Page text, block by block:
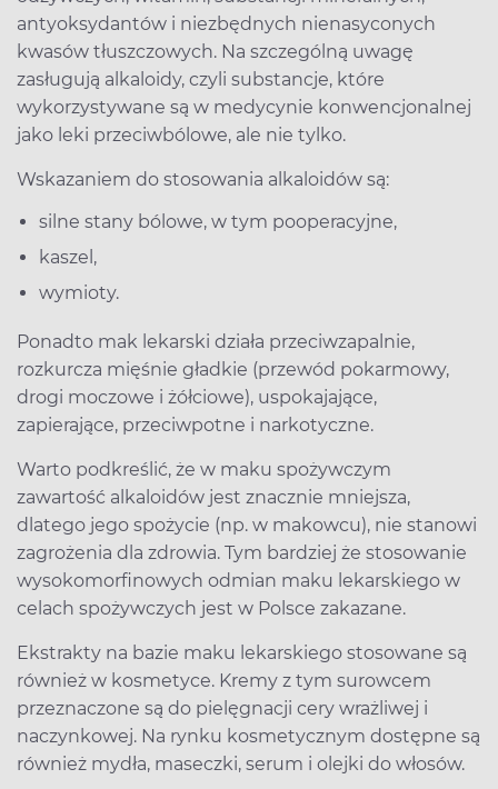
antyoksydantów i niezbędnych nienasyconych
kwasów tłuszczowych. Na szczególną uwagę
zasługują alkaloidy, czyli substancje, które
wykorzystywane są w medycynie konwencjonalnej
jako leki przeciwbólowe, ale nie tylko.
Wskazaniem do stosowania alkaloidów są:
silne stany bólowe, w tym pooperacyjne,
kaszel,
wymioty.
Ponadto mak lekarski działa przeciwzapalnie,
rozkurcza mięśnie gładkie (przewód pokarmowy,
drogi moczowe i żółciowe), uspokajające,
zapierające, przeciwpotne i narkotyczne.
Warto podkreślić, że w maku spożywczym
zawartość alkaloidów jest znacznie mniejsza,
dlatego jego spożycie (np. w makowcu), nie stanowi
zagrożenia dla zdrowia. Tym bardziej że stosowanie
wysokomorfinowych odmian maku lekarskiego w
celach spożywczych jest w Polsce zakazane.
Ekstrakty na bazie maku lekarskiego stosowane są
również w kosmetyce. Kremy z tym surowcem
przeznaczone są do pielęgnacji cery wrażliwej i
naczynkowej. Na rynku kosmetycznym dostępne są
również mydła, maseczki, serum i olejki do włosów.